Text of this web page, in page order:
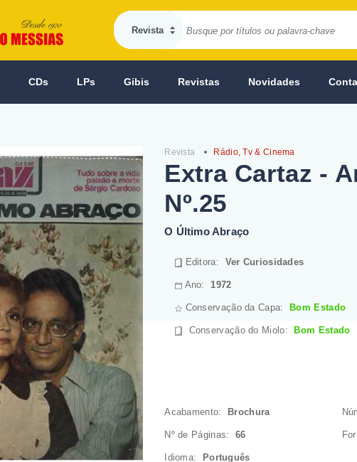
CDs LPs Gibis Revistas Novidades
Revista Rádio, Tv & Cinema
Extra Cartaz -
Nº.25
O Último Abraço
Editora: Ver Curiosidades
Ano:1972
Conservação da Capa: Bom Estado
Conservação do Miolo: Bom Estado
Acabamento: Brochura
Nº de Páginas:66
Idioma: Português